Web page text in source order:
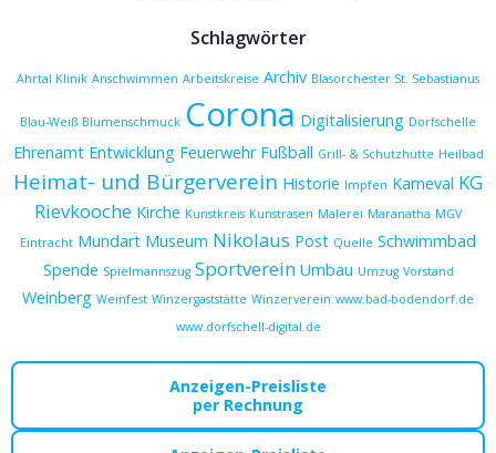
Schlagwörter
Ahrtal Klinik Anschwimmen Arbeitskreise Archiv Blasorchester St. Sebastianus
Blau-Weiß Blumenschmuck Corona Digitalisierung Dorfschelle
Ehrenamt Entwicklung Feuerwehr Fußball Grill- & Schutzhütte Heilbad
Heimat- und Bürgerverein Historie Impfen Karneval KG
Rievkooche Kirche Kunstkreis Kunstrasen Malerei Maranatha MGV
Eintracht Mundart Museum Nikolaus Post Quelle Schwimmbad
Spende Spielmannszug Sportverein Umbau Umzug Vorstand
Weinberg Weinfest Winzergaststätte Winzerverein www.bad-bodendorf.de
www.dorfschell-digital.de
Anzeigen-Preisliste
per Rechnung